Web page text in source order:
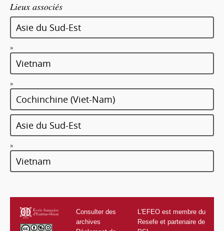
Lieux associés
Asie du Sud-Est
»
Vietnam
»
Cochinchine (Viet-Nam)
Asie du Sud-Est
»
Vietnam
Consulter des
archives
L'EFEO est membre du
Resefe et partenaire de